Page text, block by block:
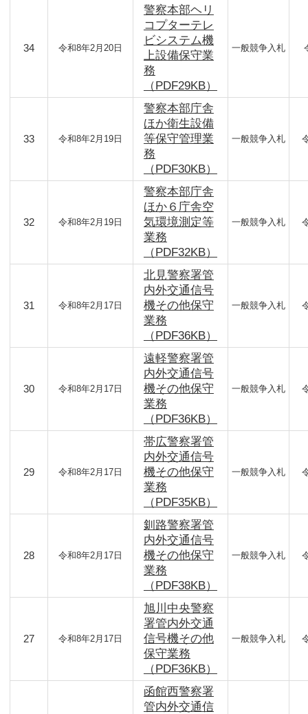
34 令和8年2月20日
警察本部ヘリ
コプターテレ
ビシステム機
上設備保守業
務
（PDF29KB）
一般競争入札
33 令和8年2月19日
警察本部庁舎
ほか衛生設備
等保守管理業
務
（PDF30KB）
一般競争入札
32 令和8年2月19日
警察本部庁舎
ほか６庁舎空
気環境測定等
業務
（PDF32KB）
一般競争入札
31 令和8年2月17日
北見警察署管
内外交通信号
機その他保守
業務
（PDF36KB）
一般競争入札
30 令和8年2月17日
遠軽警察署管
内外交通信号
機その他保守
業務
（PDF36KB）
一般競争入札
29 令和8年2月17日
帯広警察署管
内外交通信号
機その他保守
業務
（PDF35KB）
一般競争入札
28 令和8年2月17日
釧路警察署管
内外交通信号
機その他保守
業務
（PDF38KB）
一般競争入札
27 令和8年2月17日
旭川中央警察
署管内外交通
信号機その他
保守業務
（PDF36KB）
一般競争入札
函館西警察署
管内外交通信